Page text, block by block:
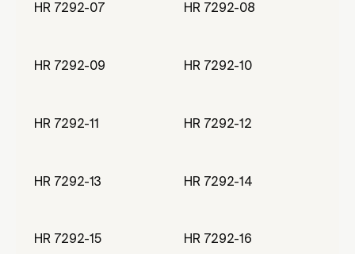
HR 7292-07 HR 7292-08
HR 7292-09 HR 7292-10
HR 7292-11 HR 7292-12
HR 7292-13 HR 7292-14
HR 7292-15 HR 7292-16